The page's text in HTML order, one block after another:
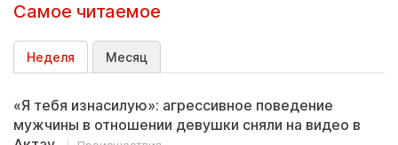
Самое читаемое
Неделя Месяц
«Я тебя изнасилую»: агрессивное поведение
мужчины в отношении девушки сняли на видео в